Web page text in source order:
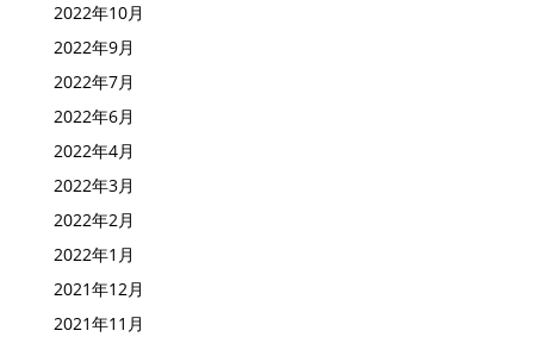
2022年10月
2022年9月
2022年7月
2022年6月
2022年4月
2022年3月
2022年2月
2022年1月
2021年12月
2021年11月